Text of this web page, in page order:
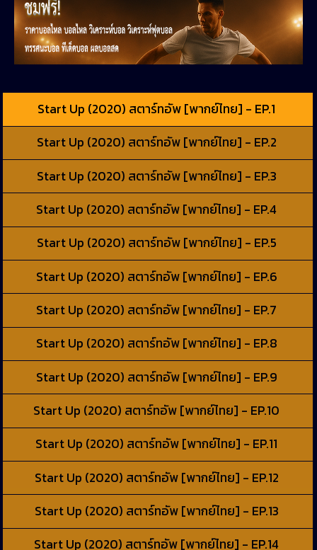
Start Up (2020) สตาร์ทอัพ [พากย์ไทย] - EP.1
Start Up (2020) สตาร์ทอัพ [พากย์ไทย] - EP.2
Start Up (2020) สตาร์ทอัพ [พากย์ไทย] - EP.3
Start Up (2020) สตาร์ทอัพ [พากย์ไทย] - EP.4
Start Up (2020) สตาร์ทอัพ [พากย์ไทย] - EP.5
Start Up (2020) สตาร์ทอัพ [พากย์ไทย] - EP.6
Start Up (2020) สตาร์ทอัพ [พากย์ไทย] - EP.7
Start Up (2020) สตาร์ทอัพ [พากย์ไทย] - EP.8
Start Up (2020) สตาร์ทอัพ [พากย์ไทย] - EP.9
Start Up (2020) สตาร์ทอัพ [พากย์ไทย] - EP.10
Start Up (2020) สตาร์ทอัพ [พากย์ไทย] - EP.11
Start Up (2020) สตาร์ทอัพ [พากย์ไทย] - EP.12
Start Up (2020) สตาร์ทอัพ [พากย์ไทย] - EP.13
Start Up (2020) สตาร์ทอัพ [พากย์ไทย] - EP.14